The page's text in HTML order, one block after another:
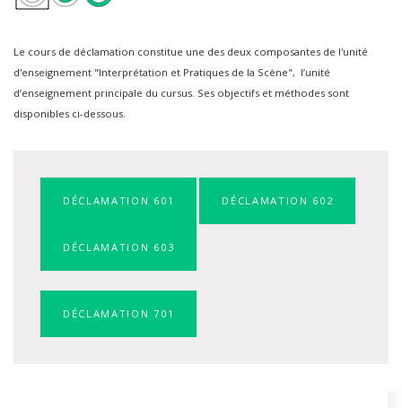
Le cours de déclamation constitue une des deux composantes de l'unité
d'enseignement "Interprétation et Pratiques de la Scène", l’unité
d’enseignement principale du cursus. Ses objectifs et méthodes sont
disponibles ci-dessous.
DÉCLAMATION 601 DÉCLAMATION 602
DÉCLAMATION 603
DÉCLAMATION 701